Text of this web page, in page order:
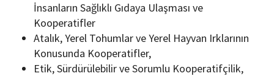
İnsanların Sağlıklı Gıdaya Ulaşması ve
Kooperatifler
Atalık, Yerel Tohumlar ve Yerel Hayvan Irklarının
Konusunda Kooperatifler,
Etik, Sürdürülebilir ve Sorumlu Kooperatifçilik,